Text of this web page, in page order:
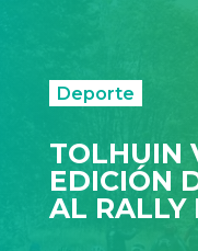
Deporte
TOLHUIN
EDICIÓN
AL RALLY